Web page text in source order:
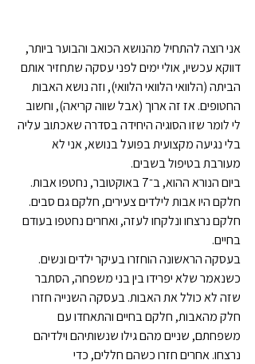
אני רוצה להתחיל מהנושא הכואב והבוער ביותר,
דווקא עכשיו, אולי ימים לפני עסקה שתחזיר אותם
הביתה (הלוואי הלוואי הלוואי), וזה נושא האבות
החטופים. אז זה ארוך (אבל שווה קריאה), וחשוב
לי לומר שזו הסוגיה היחידה בסדרה שאכתוב עליה
בלי נגיעה מקצועית בפועל בנושא, אני לא
מעורבת בטיפול בשבים.
ביום הנורא ההוא, ב־7 באוקטובר, נחטפו אבות.
חלקם היו אבות לילדים צעירים, חלקם גם סבים.
חלקם נרצחו ונלקחו לעזה, ואחרים נחטפו בעודם
בחיים.
בעסקה הראשונה הוחזרו בעיקר ילדים ונשים.
כשנאמר שלא יפרידו בין בני משפחה, הסתבר
שזה לא כולל את האבות. בעסקה השנייה חזרו
חלק מהאבות, חלקם בחיים והתאחדו עם
משפחתם, שניים מהם גילו שנשותיהם וילדיהם
נרצחו. אחרים חזרו כשהם חללים, כדי